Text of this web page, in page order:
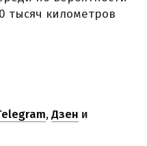
тысяч километров
,Дзен и